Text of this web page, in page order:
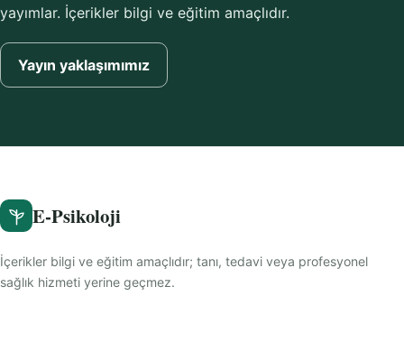
yayımlar. İçerikler bilgi ve eğitim amaçlıdır.
Yayın yaklaşımımız
E-Psikoloji
İçerikler bilgi ve eğitim amaçlıdır; tanı, tedavi veya profesyonel
sağlık hizmeti yerine geçmez.